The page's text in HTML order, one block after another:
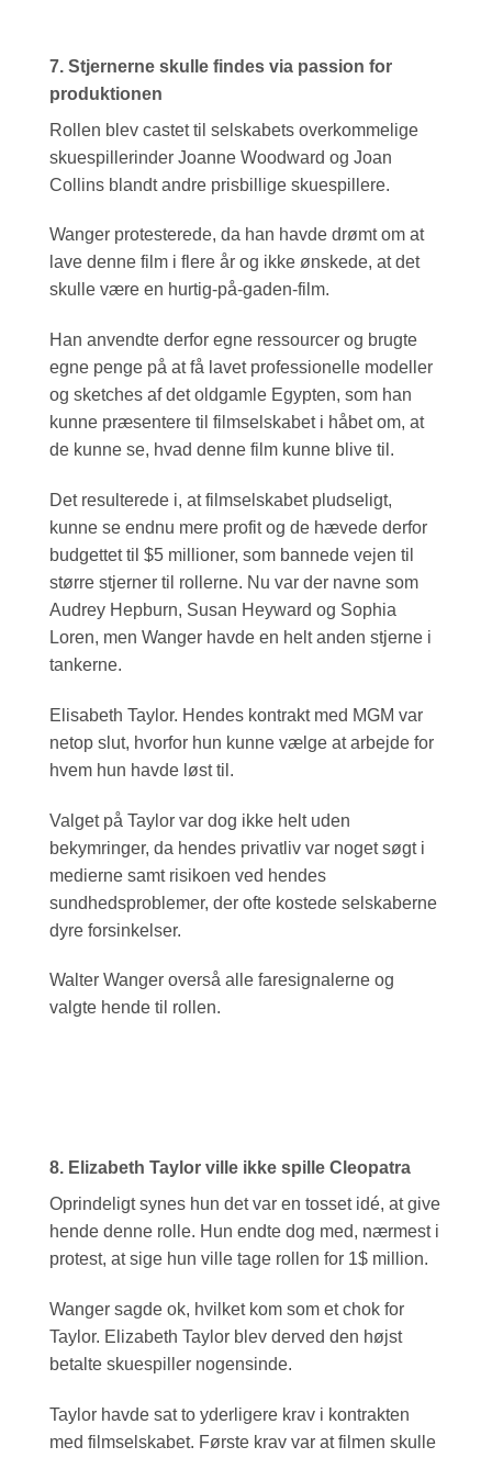
7. Stjernerne skulle findes via passion for
produktionen
Rollen blev castet til selskabets overkommelige
skuespillerinder Joanne Woodward og Joan
Collins blandt andre prisbillige skuespillere.
Wanger protesterede, da han havde drømt om at
lave denne film i flere år og ikke ønskede, at det
skulle være en hurtig-på-gaden-film.
Han anvendte derfor egne ressourcer og brugte
egne penge på at få lavet professionelle modeller
og sketches af det oldgamle Egypten, som han
kunne præsentere til filmselskabet i håbet om, at
de kunne se, hvad denne film kunne blive til.
Det resulterede i, at filmselskabet pludseligt,
kunne se endnu mere profit og de hævede derfor
budgettet til $5 millioner, som bannede vejen til
større stjerner til rollerne. Nu var der navne som
Audrey Hepburn, Susan Heyward og Sophia
Loren, men Wanger havde en helt anden stjerne i
tankerne.
Elisabeth Taylor. Hendes kontrakt med MGM var
netop slut, hvorfor hun kunne vælge at arbejde for
hvem hun havde løst til.
Valget på Taylor var dog ikke helt uden
bekymringer, da hendes privatliv var noget søgt i
medierne samt risikoen ved hendes
sundhedsproblemer, der ofte kostede selskaberne
dyre forsinkelser.
Walter Wanger overså alle faresignalerne og
valgte hende til rollen.
8. Elizabeth Taylor ville ikke spille Cleopatra
Oprindeligt synes hun det var en tosset idé, at give
hende denne rolle. Hun endte dog med, nærmest i
protest, at sige hun ville tage rollen for 1$ million.
Wanger sagde ok, hvilket kom som et chok for
Taylor. Elizabeth Taylor blev derved den højst
betalte skuespiller nogensinde.
Taylor havde sat to yderligere krav i kontrakten
med filmselskabet. Første krav var at filmen skulle